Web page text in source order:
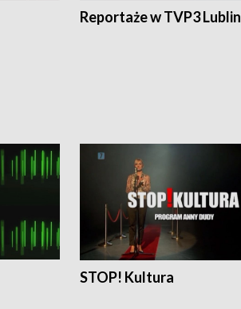
Reportaże w TVP3 Lublin
STOP! Kultura